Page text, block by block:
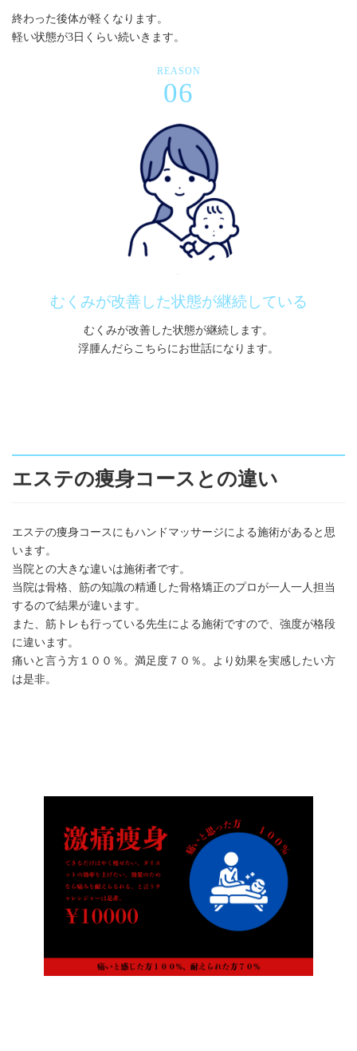
終わった後体が軽くなります。
軽い状態が3日くらい続いきます。
REASON
06
むくみが改善した状態が継続している
むくみが改善した状態が継続します。
浮腫んだらこちらにお世話になります。
エステの痩身コースとの違い
エステの痩身コースにもハンドマッサージによる施術があると思
います。
当院との大きな違いは施術者です。
当院は骨格、筋の知識の精通した骨格矯正のプロが一人一人担当
するので結果が違います。
また、筋トレも行っている先生による施術ですので、強度が格段
に違います。
痛いと言う方１００％。満足度７０％。より効果を実感したい方
は是非。